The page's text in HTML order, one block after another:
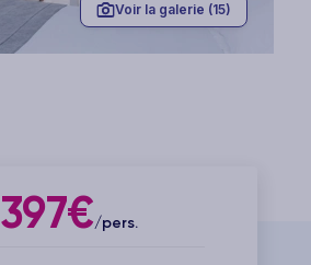
Voir la galerie (15)
397€/pers.